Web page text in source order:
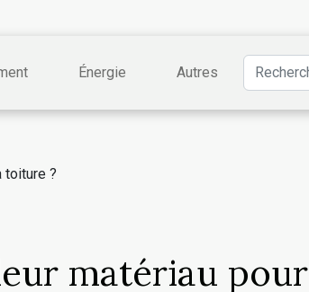
Énergie Autres
toiture ?
matériau pour